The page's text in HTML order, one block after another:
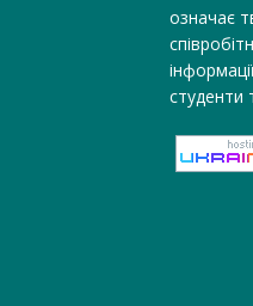
означає
студенти